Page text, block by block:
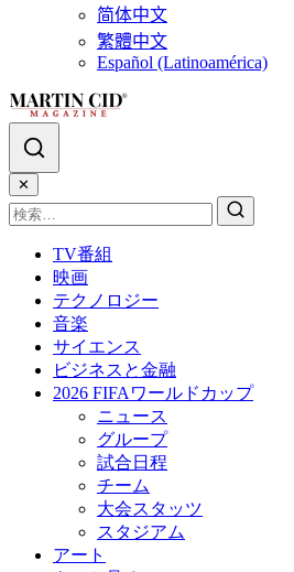
简体中文
繁體中文
Español (Latinoamérica)
✕
TV番組
映画
テクノロジー
音楽
サイエンス
ビジネスと金融
2026 FIFAワールドカップ
ニュース
グループ
試合日程
チーム
大会スタッツ
スタジアム
アート